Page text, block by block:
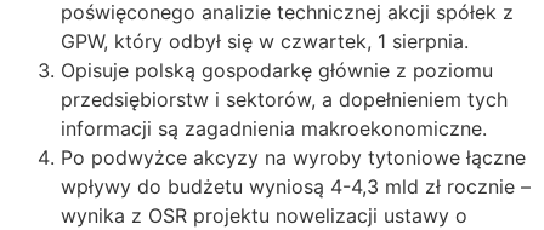
poświęconego analizie technicznej akcji spółek z
GPW, który odbył się w czwartek, 1 sierpnia.
Opisuje polską gospodarkę głównie z poziomu
przedsiębiorstw i sektorów, a dopełnieniem tych
informacji są zagadnienia makroekonomiczne.
Po podwyżce akcyzy na wyroby tytoniowe łączne
wpływy do budżetu wyniosą 4-4,3 mld zł rocznie –
wynika z OSR projektu nowelizacji ustawy o